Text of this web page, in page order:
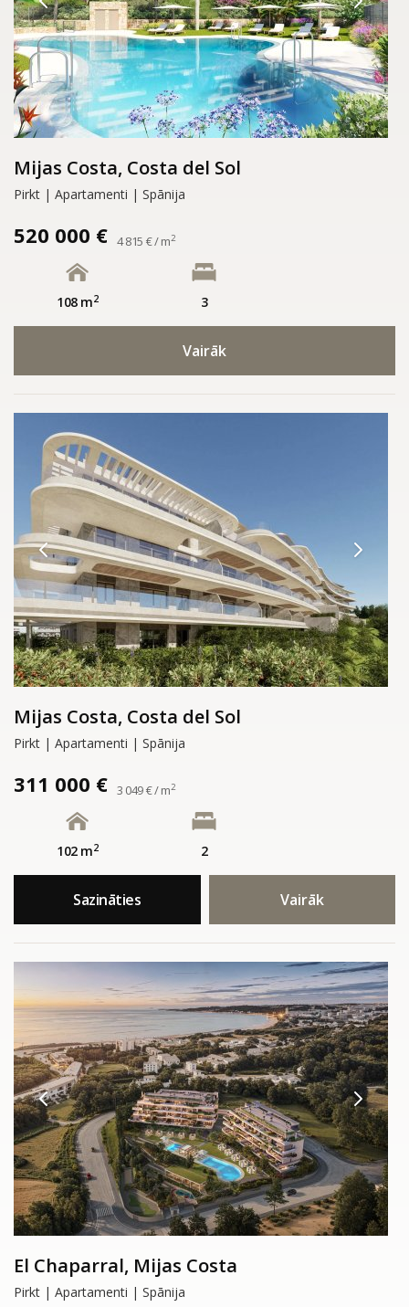
Mijas Costa, Costa del Sol
Pirkt | Apartamenti | Spānija
520 000 € 4 815 € / m2
108 m2 3
Vairāk
Mijas Costa, Costa del Sol
Pirkt | Apartamenti | Spānija
311 000 € 3 049 € / m2
102 m2 2
Sazināties Vairāk
El Chaparral, Mijas Costa
Pirkt | Apartamenti | Spānija